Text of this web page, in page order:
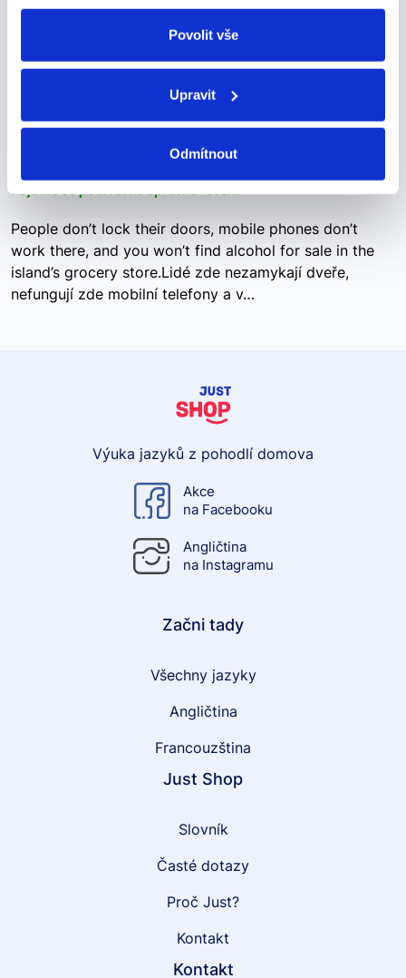
odvolat v nastavení cookies, případně se obrátit na
Povolit vše
Upravit
Odmítnout
doporučuje recomendamos – doporučujeme
recomendáis – doporučujete recomiendan – doporučují
People don’t lock their doors, mobile phones don’t
work there, and you won’t find alcohol for sale in the
island’s grocery store.Lidé zde nezamykají dveře,
nefungují zde mobilní telefony a v…
Výuka jazyků z pohodlí domova
Akce
na Facebooku
Angličtina
na Instagramu
Začni tady
Všechny jazyky
Angličtina
Francouzština
Just Shop
Slovník
Časté dotazy
Proč Just?
Kontakt
Kontakt